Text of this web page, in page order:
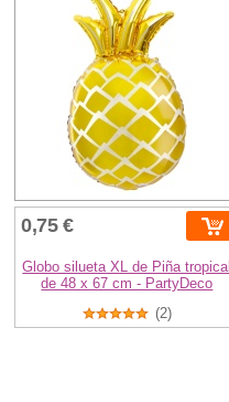
0,75 €
Globo silueta XL de Piña tropical
de 48 x 67 cm - PartyDeco
(2)